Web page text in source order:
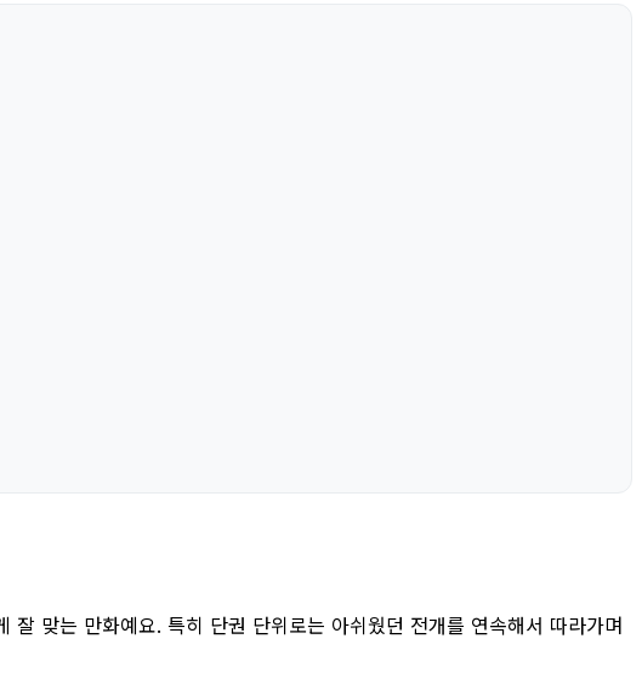
맞는 만화예요. 특히 단권 단위로는 아쉬웠던 전개를 연속해서 따라가며